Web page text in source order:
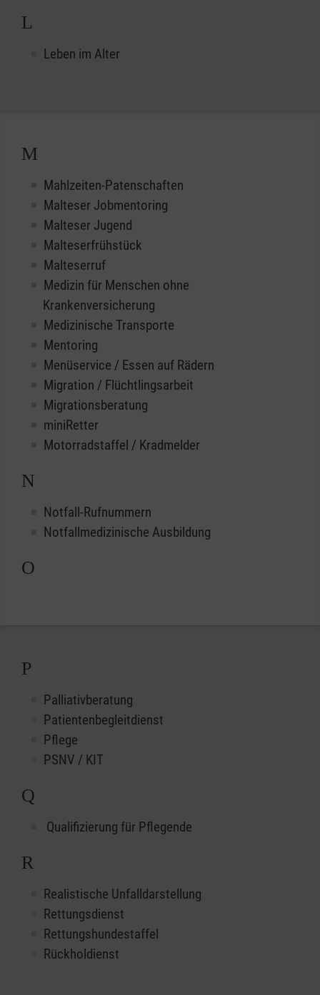
L
Leben im Alter
M
Mahlzeiten-Patenschaften
Malteser Jobmentoring
Malteser Jugend
Malteserfrühstück
Malteserruf
Medizin für Menschen ohne
Krankenversicherung
Medizinische Transporte
Mentoring
Menüservice / Essen auf Rädern
Migration / Flüchtlingsarbeit
Migrationsberatung
miniRetter
Motorradstaffel / Kradmelder
N
Notfall-Rufnummern
Notfallmedizinische Ausbildung
O
P
Palliativberatung
Patientenbegleitdienst
Pflege
PSNV / KIT
Q
Qualifizierung für Pflegende
R
Realistische Unfalldarstellung
Rettungsdienst
Rettungshundestaffel
Rückholdienst